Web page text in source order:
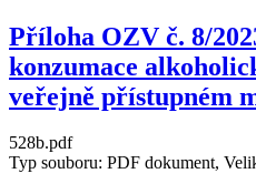
Příloha OZV č. 8/
konzumace
veřejně přístupném
528b.pdf
Typ souboru: PDF dokument,